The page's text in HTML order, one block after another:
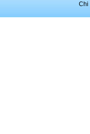
Chi